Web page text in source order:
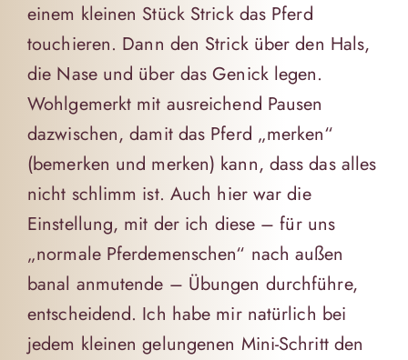
einem kleinen Stück Strick das Pferd
touchieren. Dann den Strick über den Hals,
die Nase und über das Genick legen.
Wohlgemerkt mit ausreichend Pausen
dazwischen, damit das Pferd „merken“
(bemerken und merken) kann, dass das alles
nicht schlimm ist. Auch hier war die
Einstellung, mit der ich diese – für uns
„normale Pferdemenschen“ nach außen
banal anmutende – Übungen durchführe,
entscheidend. Ich habe mir natürlich bei
jedem kleinen gelungenen Mini-Schritt den